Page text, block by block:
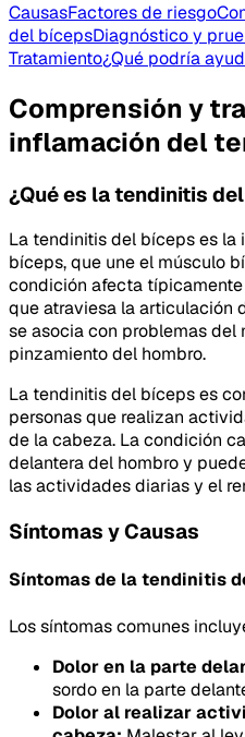
CausasFactores de riesgo
del bícepsDiagnóstico y
Tratamiento¿Qué podría
Comprensión y
inflamación del
¿Qué es la tendinitis
La tendinitis del bíceps es
bíceps, que une el músculo
condición afecta
que atraviesa la articulación
se asocia con problemas del
pinzamiento del hombro.
La tendinitis del bíceps es
personas que realizan
de la cabeza. La condición
delantera del hombro y
las actividades diarias y el
Síntomas y Causas
Síntomas de la tendinitis
Los síntomas comunes
Dolor en la parte
sordo en la parte
Dolor al realizar